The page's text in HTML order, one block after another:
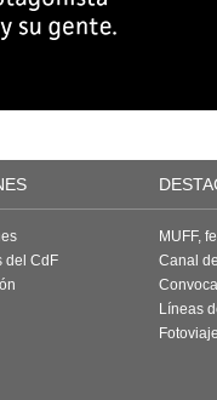
del CdF
MUFF,
Canal
Líneas